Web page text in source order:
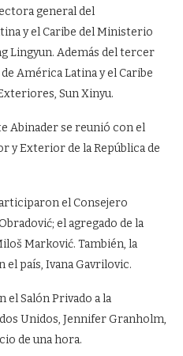
general del
y el Caribe del Ministerio
Lingyun. Además del tercer
América Latina y el Caribe
Sun Xinyu.
Abinader se reunió con el
Exterior de la República de
el Consejero
el agregado de la
Marković. También, la
el país, Ivana Gavrilovic.
el Salón Privado a la
Unidos, Jennifer Granholm,
de una hora.